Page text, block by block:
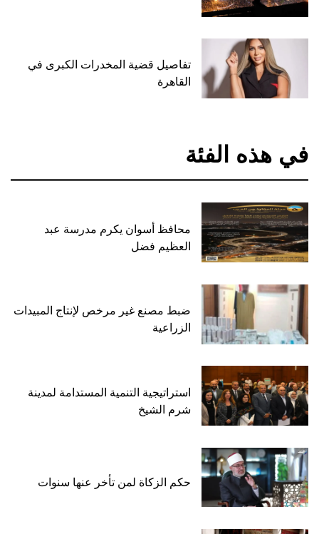
تفاصيل قضية المخدرات الكبرى في
القاهرة
في هذه الفئة
محافظ أسوان يكرم مدرسة عبد
العظيم فضل
ضبط مصنع غير مرخص لإنتاج المبيدات
الزراعية
استراتيجية التنمية المستدامة لمدينة
شرم الشيخ
حكم الزكاة لمن تأخر عنها سنوات